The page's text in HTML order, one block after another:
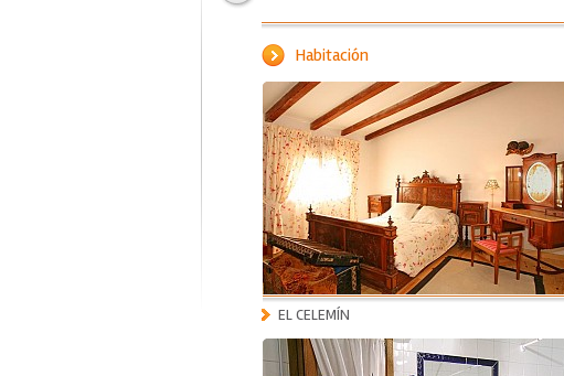
Habitación
EL CELEMÍN